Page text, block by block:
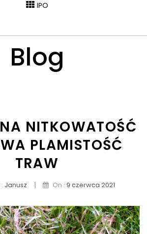
IPO
Blog
NITKOWATOŚĆ
PLAMISTOŚĆ
TRAW
Janusz | On : 9 czerwca 2021